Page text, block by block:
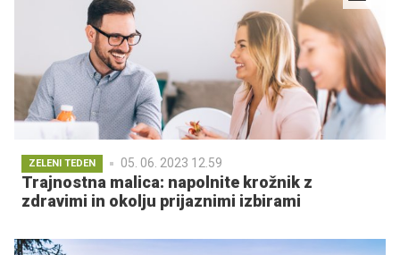
ZELENI TEDEN 05. 06. 2023 12.59
Trajnostna malica: napolnite krožnik z
zdravimi in okolju prijaznimi izbirami